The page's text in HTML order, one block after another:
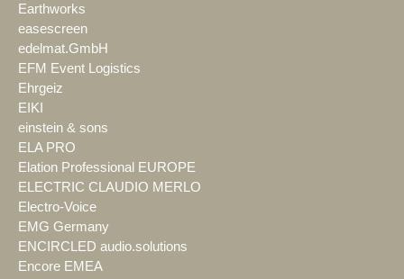
Earthworks
easescreen
edelmat.GmbH
EFM Event Logistics
Ehrgeiz
EIKI
einstein & sons
ELA PRO
Elation Professional EUROPE
ELECTRIC CLAUDIO MERLO
Electro-Voice
EMG Germany
ENCIRCLED audio.solutions
Encore EMEA